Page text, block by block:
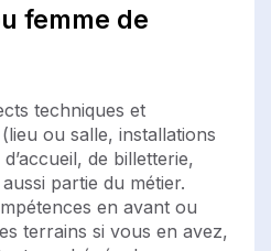
femme de
techniques et
ou salle, installations
de billetterie,
partie du métier.
en avant ou
terrains si vous en avez,